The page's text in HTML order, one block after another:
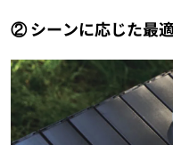
② シーンに応じた最